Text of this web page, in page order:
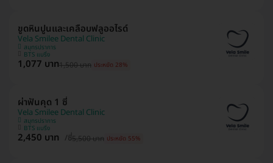
ขูดหินปูนและเคลือบฟลูออไรด์
Vela Smilee Dental Clinic
สมุทรปราการ
BTS แบริ่ง
1,077 บาท1,500 บาท ประหยัด 28%
ผ่าฟันคุด 1 ซี่
Vela Smilee Dental Clinic
สมุทรปราการ
BTS แบริ่ง
2,450 บาท /ซี่5,500 บาท ประหยัด 55%